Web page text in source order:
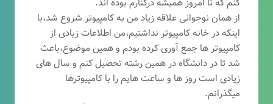
از همان نوجوانی علاقه زیاد من به کامپیوتر شروع شد،با
اینکه در خانه کامپیوتر نداشتیم،من اطلاعات زیادی از
کامپیوتر ها جمع آوری کرده بودم و همین موضوع،باعث
شد تا در دانشگاه در همین رشته تحصیل کنم و سال های
زیادی است روز ها و ساعت هایم را با کامپیوترها
میگذرانم.